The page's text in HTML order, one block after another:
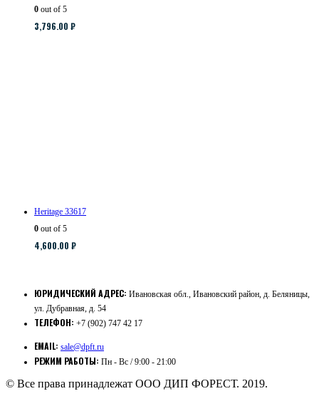
0 out of 5
3,796.00 ₽
Heritage 33617
0 out of 5
4,600.00 ₽
ЮРИДИЧЕСКИЙ АДРЕС: Ивановская обл., Ивановский район, д. Беляницы,
ул. Дубравная, д. 54
ТЕЛЕФОН: +7 (902) 747 42 17
EMAIL: sale@dpft.ru
РЕЖИМ РАБОТЫ: Пн - Вс / 9:00 - 21:00
© Все права принадлежат ООО ДИП ФОРЕСТ. 2019.